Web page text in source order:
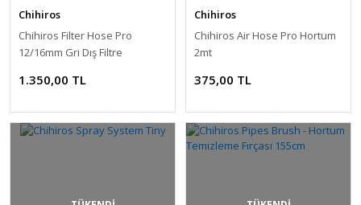
Chihiros
Chihiros Filter Hose Pro
12/16mm Gri Dış Filtre
1.350,00 TL
Chihiros
Chihiros Air Hose Pro Hortum
2mt
375,00 TL